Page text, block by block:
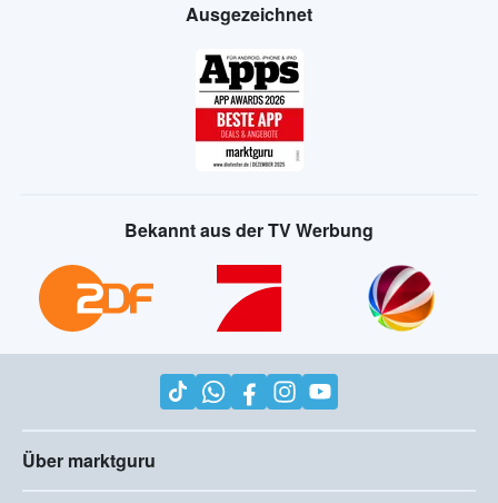
Ausgezeichnet
Bekannt aus der TV Werbung
Über marktguru